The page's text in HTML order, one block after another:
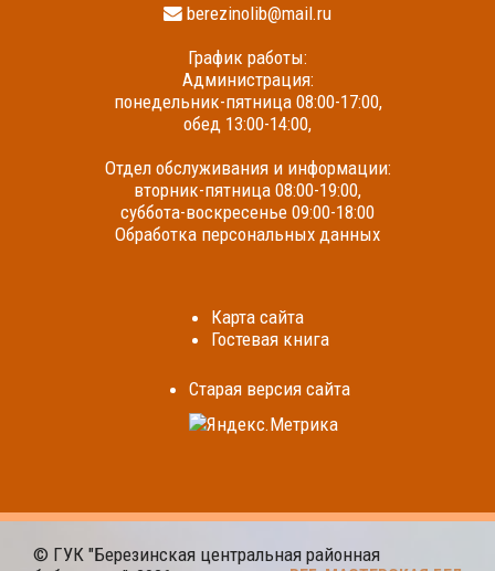
berezinolib@mail.ru
График работы:
Администрация:
понедельник-пятница 08:00-17:00,
обед 13:00-14:00,
Отдел обслуживания и информации:
вторник-пятница 08:00-19:00,
суббота-воскресенье 09:00-18:00
Обработка персональных данных
Карта сайта
Гостевая книга
Cтарая версия сайта
© ГУК "Березинская центральная районная